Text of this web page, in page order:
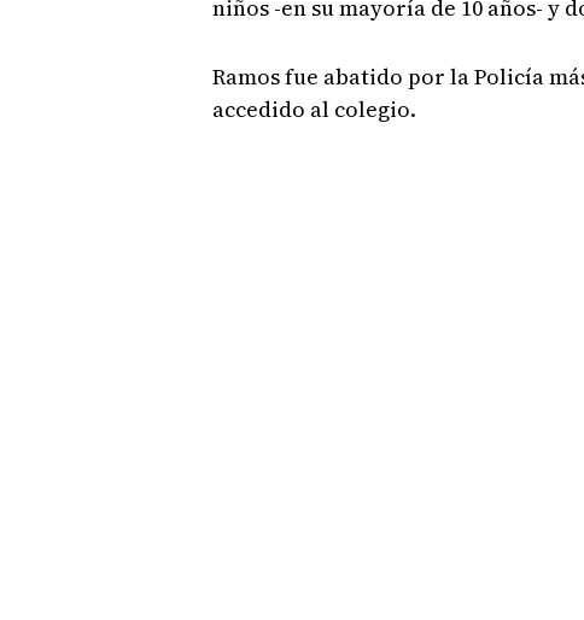
niños -en su mayoría de 10 años- y
Ramos fue abatido por la Policía
accedido al colegio.